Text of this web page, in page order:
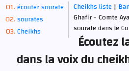
écouter sourate
sourates
Cheikhs
Cheikhs liste |
Ghafir - Comte
sourate dans le
Écoutez
dans la voix du